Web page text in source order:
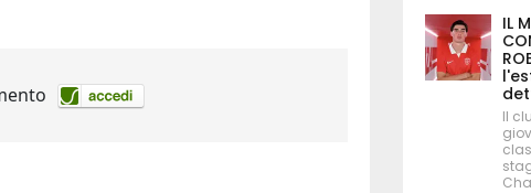
IL
Il